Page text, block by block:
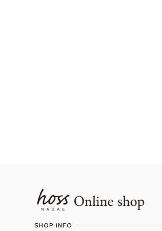
Information
SHOP INFO